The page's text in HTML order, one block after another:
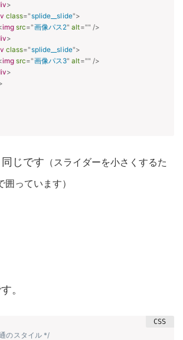
>
class="splide__slide">
img src="画像パス2" alt="" />
>
class="splide__slide">
img src="画像パス3" alt="" />
>
じです （スライダーを小さくするた
囲っています）
。
のスタイル */